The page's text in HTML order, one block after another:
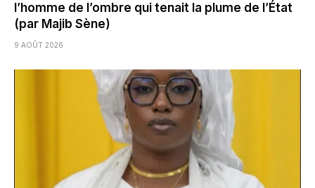
l’homme de l’ombre qui tenait la plume de l’État
(par Majib Sène)
9 AOÛT 2026